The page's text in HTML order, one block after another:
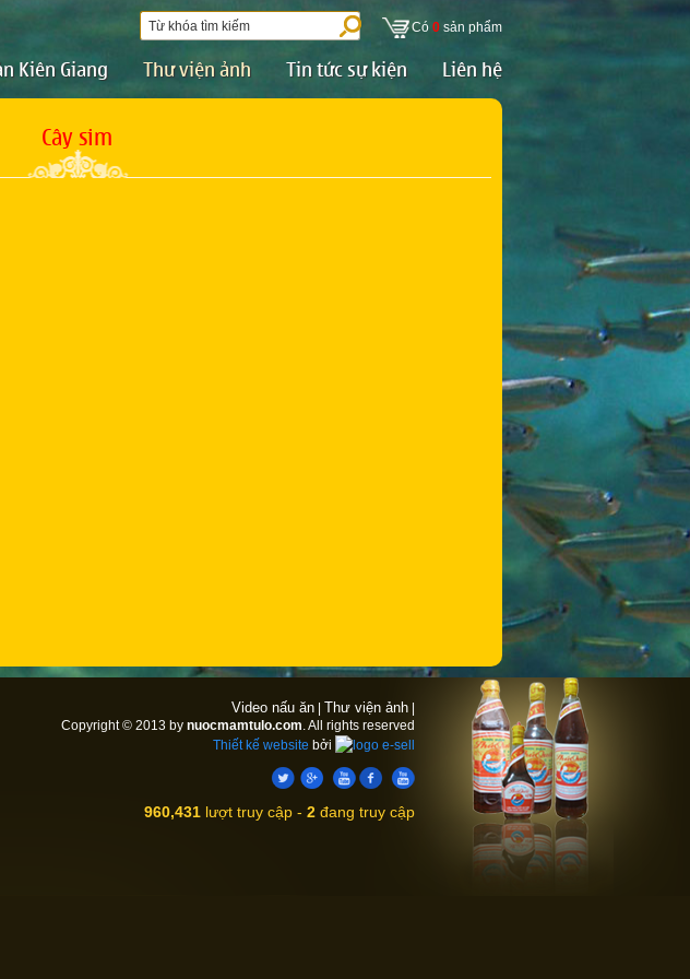
Có 0 sản phẩm
Kiên Giang Thư viện ảnh Tin tức sự kiện Liên hệ
Cây sim
Video nấu ăn Thư viện ảnh
Copyright © 2013 by nuocmamtulo.com. All rights reserved
Thiết kế website bởi
960,431 lượt truy cập - 2 đang truy cập